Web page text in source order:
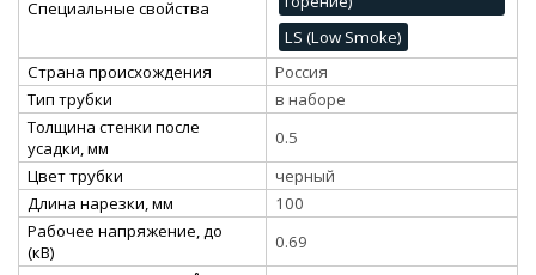
Специальные свойства
LS (Low Smoke)
Страна происхождения
Россия
Тип трубки
в наборе
Толщина стенки после
усадки, мм
0.5
Цвет трубки
черный
Длина нарезки, мм
100
Рабочее напряжение, до
(кВ)
0.69